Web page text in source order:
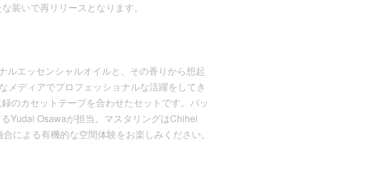
装いで再リリースとなります。
ルエッセンシャルオイルと、その香りから想起
メディアでプロフェッショナルな活躍をしてき
のカセットテープを合わせたセットです。パッ
Yudai Osawaが担当。マスタリングはChihei
による有機的な空間体験をお楽しみください。